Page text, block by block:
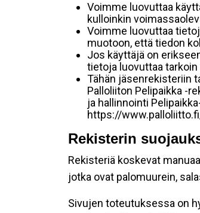
Voimme luovuttaa
kulloinkin
Voimme luovuttaa
muotoon, että tiedon
Jos käyttäjä on
tietoja luovuttaa
Tähän jäsenrekisteriin
Palloliiton Pelipaikka -
ja hallinnointi
https://
Rekisterin
Rekisteriä koskevat
jotka ovat palomuurein,
Sivujen toteutuksessa on